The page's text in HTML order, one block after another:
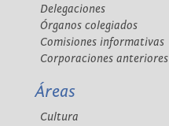
Delegaciones
Órganos colegiados
Comisiones informativas
Corporaciones anteriores
Áreas
Cultura